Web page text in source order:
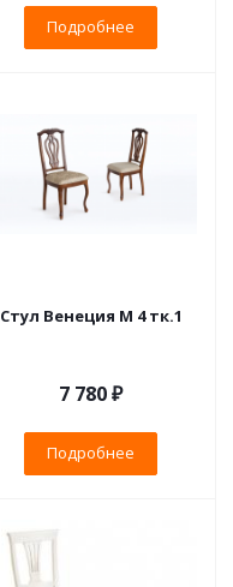
Подробнее
Стул Венеция М 4 тк.1
7 780 ₽
Подробнее